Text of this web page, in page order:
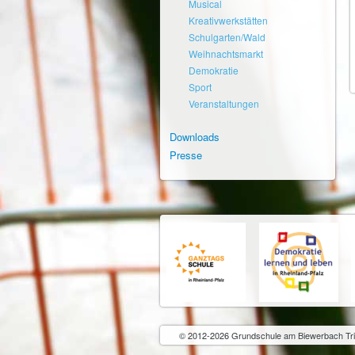
Musical
Kreativwerkstätten
Schulgarten/Wald
Weihnachtsmarkt
Demokratie
Sport
Veranstaltungen
Downloads
Presse
© 2012-2026 Grundschule am Biewerbach